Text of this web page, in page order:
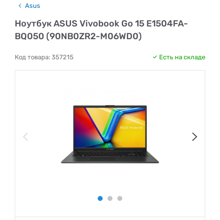
Asus
Ноутбук ASUS Vivobook Go 15 E1504FA-
BQ050 (90NB0ZR2-M06WD0)
Код товара: 357215 Есть на складе